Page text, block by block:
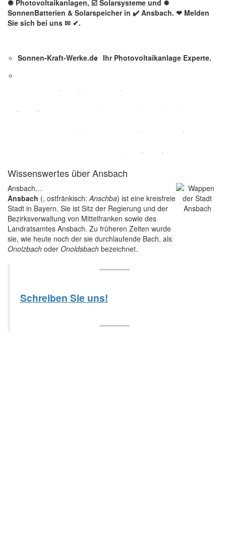
✺ Photovoltaikanlagen, ☑️ Solarsysteme und ✹
SonnenBatterien & Solarspeicher in ✔️ Ansbach. ❤ Melden
Sie sich bei uns ✉ ✔.
Sonnen-Kraft-Werke.de Ihr Photovoltaikanlage Experte.
Wissenswertes über Ansbach
Ansbach…
Ansbach (, ostfränkisch:Anschba) ist eine kreisfreie
Stadt in Bayern. Sie ist Sitz der Regierung und der
Bezirksverwaltung von Mittelfranken sowie des
Landratsamtes Ansbach. Zu früheren Zeiten wurde
sie, wie heute noch der sie durchlaufende Bach, als
Onolzbach oder Onoldsbach bezeichnet.
Schreiben Sie uns!